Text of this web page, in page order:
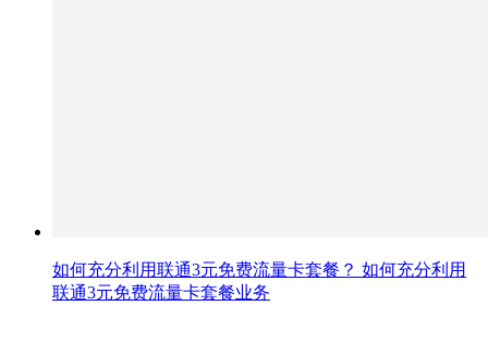
如何充分利用联通3元免费流量卡套餐？ 如何充分利用
联通3元免费流量卡套餐业务